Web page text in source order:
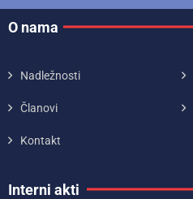
O nama
Nadležnosti
Članovi
Kontakt
Interni akti